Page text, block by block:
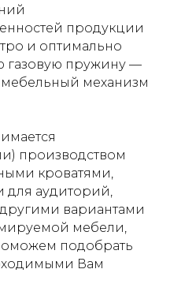
продукции
и оптимально
газовую пружину —
механизм
производством
кроватями,
для аудиторий,
вариантами
мебели,
подобрать
Вам